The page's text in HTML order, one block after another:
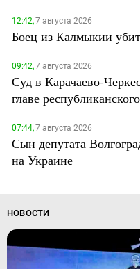
12:42,7 августа 2026
Боец из Калмыкии
09:42,7 августа 2026
Суд в Карачаево-
главе
07:44,7 августа 2026
Сын депутата
на Украине
НОВОСТИ